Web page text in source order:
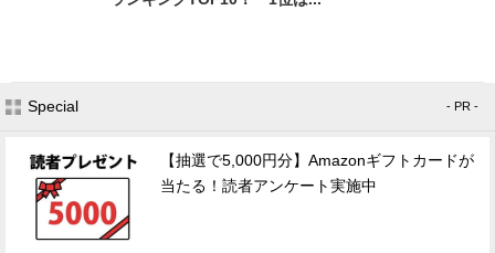
Special - PR -
【抽選で5,000円分】Amazonギフトカードが
当たる！読者アンケート実施中